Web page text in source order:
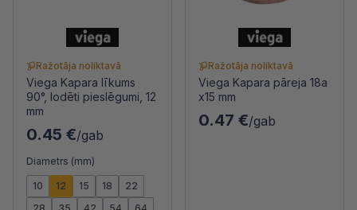
Ražotāja noliktavā
Viega Kapara līkums
90°, lodēti pieslēgumi, 12
mm
0.45 €/gab
Diametrs (mm)
10 12 15 18
22
Ražotāja noliktavā
Viega Kapara pāreja 18a
x15 mm
0.47 €/gab